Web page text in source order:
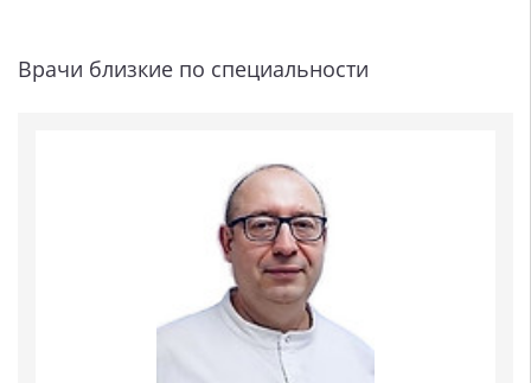
Врачи близкие по специальности